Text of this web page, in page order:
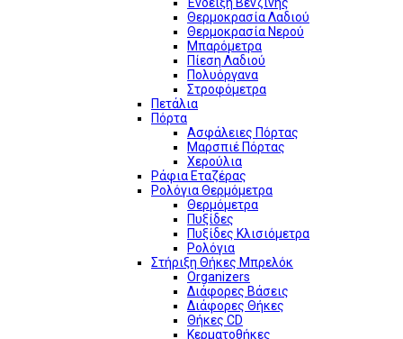
Θερμοκρασία Λαδιού
Θερμοκρασία Νερού
Μπαρόμετρα
Πίεση Λαδιού
Πολυόργανα
Στροφόμετρα
Πετάλια
Πόρτα
Ασφάλειες Πόρτας
Μαρσπιέ Πόρτας
Χερούλια
Ράφια Εταζέρας
Ρολόγια Θερμόμετρα
Θερμόμετρα
Πυξίδες
Πυξίδες Κλισιόμετρα
Ρολόγια
Στήριξη Θήκες Μπρελόκ
Organizers
Διάφορες Βάσεις
Διάφορες Θήκες
Θήκες CD
Κερματοθήκες